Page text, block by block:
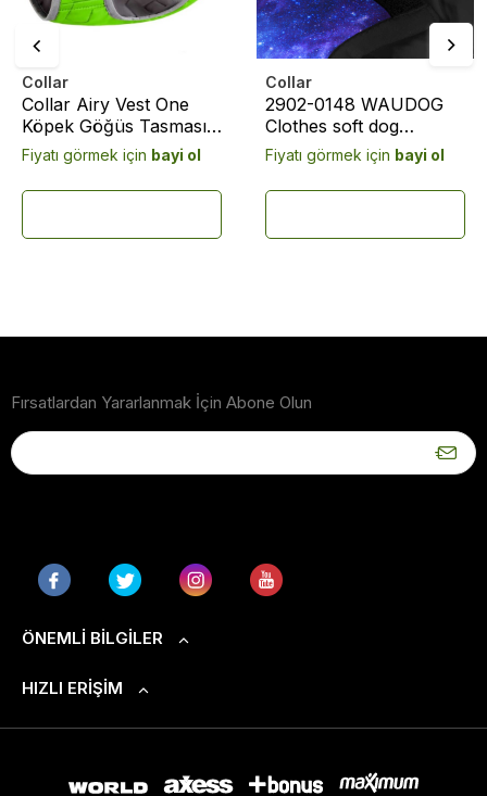
Collar
Collar Airy Vest One
Köpek Göğüs Tasması
XS2 Yeşil (29385)
Fiyatı görmek için bayi ol
Collar
2902-0148 WAUDOG
Clothes soft dog
harness with QR-
passport, "NASA21"
design, XS2 B 28-31
Fiyatı görmek için bayi ol
ÖNEMLI BILGILER
HIZLI ERIŞIM
Fırsatlardan Yararlanmak İçin Abone Olun